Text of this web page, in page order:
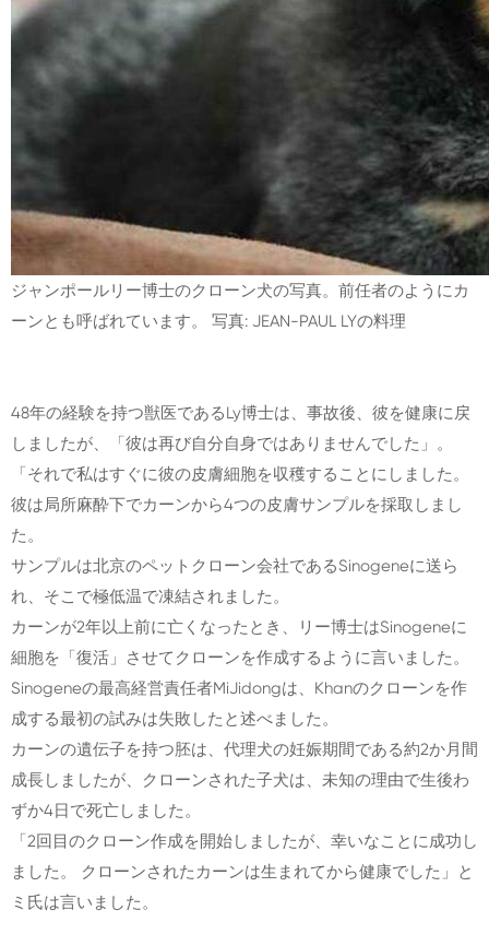
ジャンポールリー博士のクローン犬の写真。前任者のようにカ
ーンとも呼ばれています。 写真: JEAN-PAUL LYの料理
48年の経験を持つ獣医であるLy博士は、事故後、彼を健康に戻
しましたが、「彼は再び自分自身ではありませんでした」。
「それで私はすぐに彼の皮膚細胞を収穫することにしました。
彼は局所麻酔下でカーンから4つの皮膚サンプルを採取しまし
た。
サンプルは北京のペットクローン会社であるSinogeneに送ら
れ、そこで極低温で凍結されました。
カーンが2年以上前に亡くなったとき、リー博士はSinogeneに
細胞を「復活」させてクローンを作成するように言いました。
Sinogeneの最高経営責任者MiJidongは、Khanのクローンを作
成する最初の試みは失敗したと述べました。
カーンの遺伝子を持つ胚は、代理犬の妊娠期間である約2か月間
成長しましたが、クローンされた子犬は、未知の理由で生後わ
ずか4日で死亡しました。
「2回目のクローン作成を開始しましたが、幸いなことに成功し
ました。 クローンされたカーンは生まれてから健康でした」と
ミ氏は言いました。